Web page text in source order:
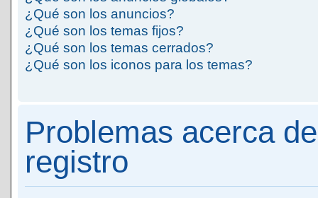
¿Qué son los anuncios?
¿Qué son los temas fijos?
¿Qué son los temas cerrados?
¿Qué son los iconos para los temas?
Problemas acerca
registro